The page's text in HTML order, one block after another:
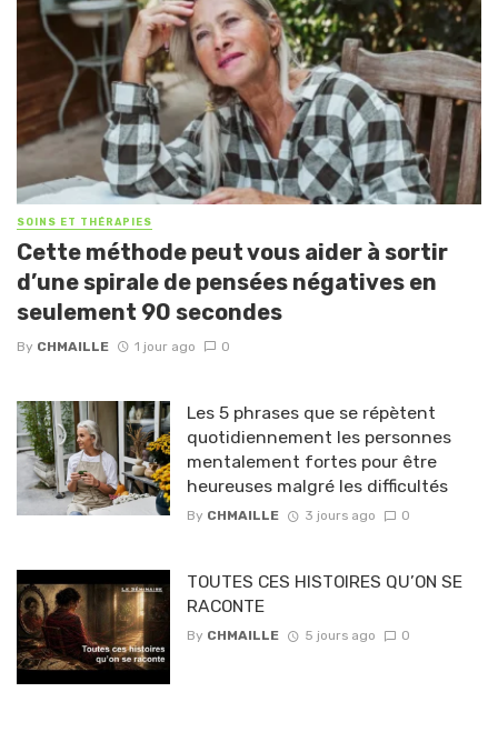
SOINS ET THÉRAPIES
Cette méthode peut vous aider à sortir
d’une spirale de pensées négatives en
seulement 90 secondes
By CHMAILLE 1 jour ago 0
Les 5 phrases que se répètent
quotidiennement les personnes
mentalement fortes pour être
heureuses malgré les difficultés
By CHMAILLE 3 jours ago 0
TOUTES CES HISTOIRES QU’ON SE
RACONTE
By CHMAILLE 5 jours ago 0